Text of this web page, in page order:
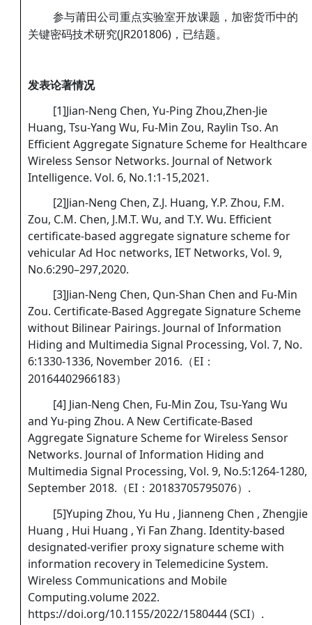
参与莆田公司重点实验室开放课题，加密货币中的
关键密码技术研究(JR201806)，已结题。
发表论著情况
[1]Jian-Neng Chen, Yu-Ping Zhou,Zhen-Jie
Huang, Tsu-Yang Wu, Fu-Min Zou, Raylin Tso. An
Efficient Aggregate Signature Scheme for Healthcare
Wireless Sensor Networks. Journal of Network
Intelligence. Vol. 6, No.1:1-15,2021.
[2]Jian-Neng Chen, Z.J. Huang, Y.P. Zhou, F.M.
Zou, C.M. Chen, J.M.T. Wu, and T.Y. Wu. Efficient
certificate-based aggregate signature scheme for
vehicular Ad Hoc networks, IET Networks, Vol. 9,
No.6:290–297,2020.
[3]Jian-Neng Chen, Qun-Shan Chen and Fu-Min
Zou. Certificate-Based Aggregate Signature Scheme
without Bilinear Pairings. Journal of Information
Hiding and Multimedia Signal Processing, Vol. 7, No.
6:1330-1336, November 2016.（EI：
20164402966183）
[4] Jian-Neng Chen, Fu-Min Zou, Tsu-Yang Wu
and Yu-ping Zhou. A New Certificate-Based
Aggregate Signature Scheme for Wireless Sensor
Networks. Journal of Information Hiding and
Multimedia Signal Processing, Vol. 9, No.5:1264-1280,
September 2018.（EI：20183705795076）.
[5]Yuping Zhou, Yu Hu , Jianneng Chen , Zhengjie
Huang , Hui Huang , Yi Fan Zhang. Identity-based
designated-verifier proxy signature scheme with
information recovery in Telemedicine System.
Wireless Communications and Mobile
Computing.volume 2022.
https://doi.org/10.1155/2022/1580444 (SCI）.